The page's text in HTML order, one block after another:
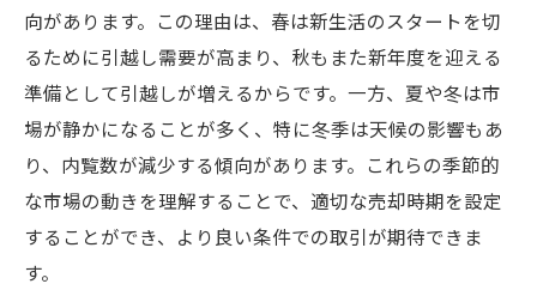
向があります。この理由は、春は新生活のスタートを切
るために引越し需要が高まり、秋もまた新年度を迎える
準備として引越しが増えるからです。一方、夏や冬は市
場が静かになることが多く、特に冬季は天候の影響もあ
り、内覧数が減少する傾向があります。これらの季節的
な市場の動きを理解することで、適切な売却時期を設定
することができ、より良い条件での取引が期待できま
す。